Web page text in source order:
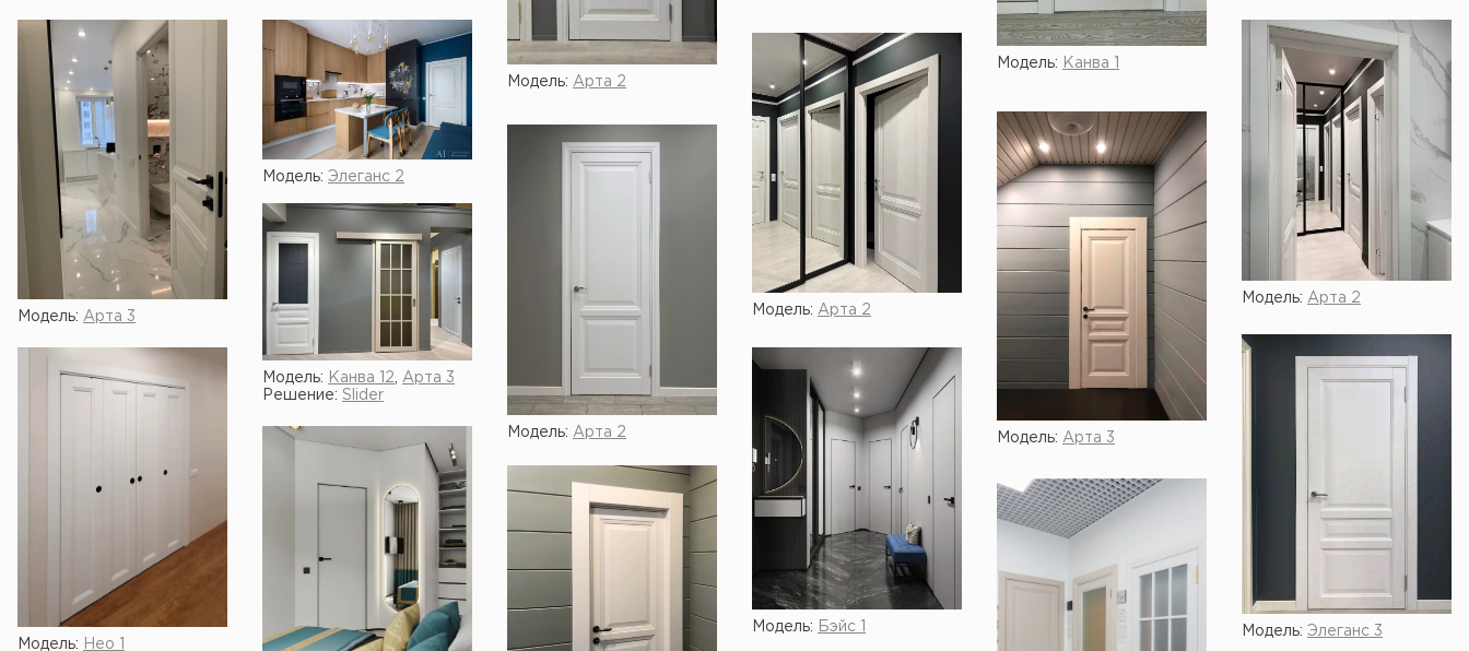
Модель: Арта 2
Модель: Канва 1
Модель: Арта 3
Модель: Элеганс 2
Модель: Арта 2
Модель: Арта 2
Модель: Арта 3
Модель: Арта 2
Модель: Канва 12
Арта 3
Решение: Slider
Модель: Элеганс 3
Модель:
Нео 1
Модель: Бэйс 1